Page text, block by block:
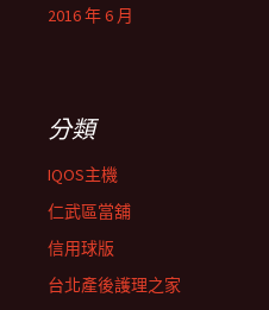
2016 年 6 月
分類
IQOS主機
仁武區當舖
信用球版
台北產後護理之家